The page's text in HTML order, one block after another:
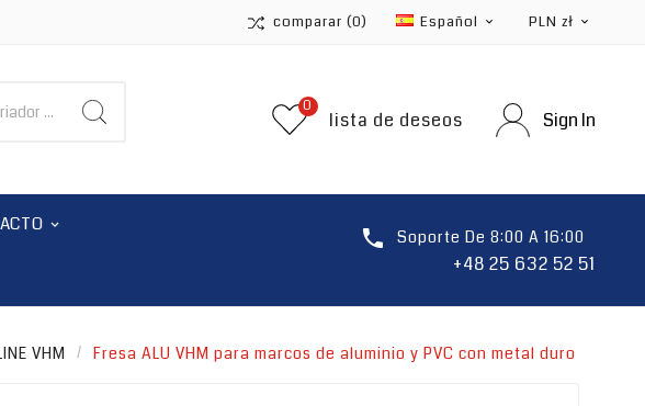
comparar (0) Español  PLN zł 
lista de deseos
0
Sign In
 Soporte De 8:00 A 16:00
+48 25 632 52 51
VHM Fresa ALU VHM para marcos de aluminio y PVC con metal duro